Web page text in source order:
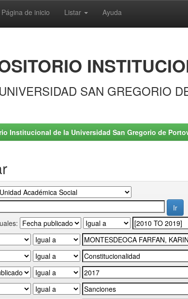
de inicio Listar Ayuda
SAN GREGORIO
Institucional de la Universidad San Gregorio de